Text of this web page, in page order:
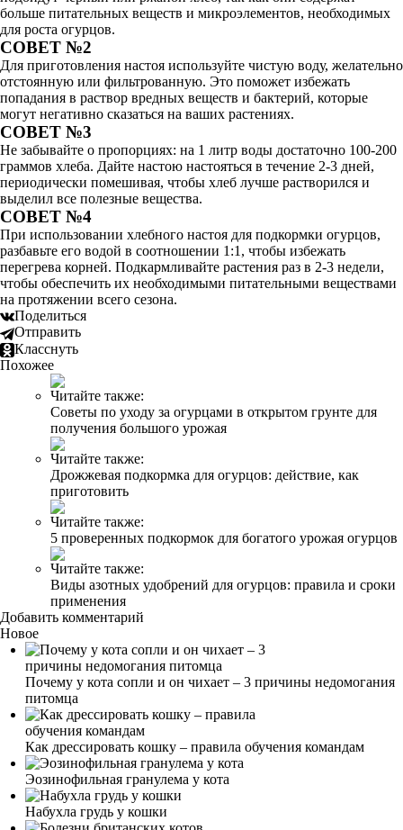
больше питательных веществ и микроэлементов, необходимых
для роста огурцов.
СОВЕТ №2
Для приготовления настоя используйте чистую воду, желательно
отстоянную или фильтрованную. Это поможет избежать
попадания в раствор вредных веществ и бактерий, которые
могут негативно сказаться на ваших растениях.
СОВЕТ №3
Не забывайте о пропорциях: на 1 литр воды достаточно 100-200
граммов хлеба. Дайте настою настояться в течение 2-3 дней,
периодически помешивая, чтобы хлеб лучше растворился и
выделил все полезные вещества.
СОВЕТ №4
При использовании хлебного настоя для подкормки огурцов,
разбавьте его водой в соотношении 1:1, чтобы избежать
перегрева корней. Подкармливайте растения раз в 2-3 недели,
чтобы обеспечить их необходимыми питательными веществами
на протяжении всего сезона.
Поделиться
Отправить
Класснуть
Похожее
Читайте также:
Советы по уходу за огурцами в открытом грунте для
получения большого урожая
Читайте также:
Дрожжевая подкормка для огурцов: действие, как
приготовить
Читайте также:
5 проверенных подкормок для богатого урожая огурцов
Читайте также:
Виды азотных удобрений для огурцов: правила и сроки
применения
Добавить комментарий
Новое
Почему у кота сопли и он чихает – 3 причины недомогания
питомца
Как дрессировать кошку – правила обучения командам
Эозинофильная гранулема у кота
Набухла грудь у кошки